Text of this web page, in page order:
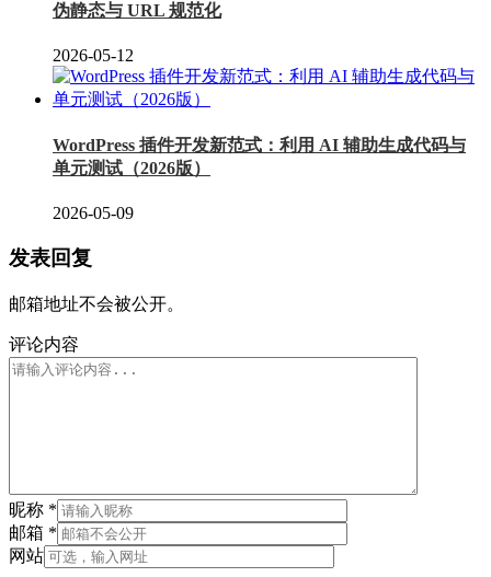
伪静态与 URL 规范化
2026-05-12
WordPress 插件开发新范式：利用 AI 辅助生成代码与
单元测试（2026版）
2026-05-09
发表回复
邮箱地址不会被公开。
评论内容
昵称 *
邮箱 *
网站